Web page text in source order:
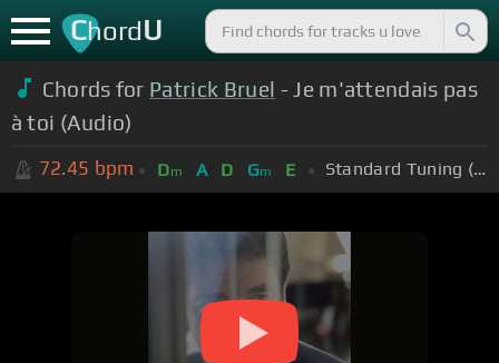
ChordU
Chords for Patrick Bruel - Je m'attendais pas
à toi (Audio)
72.45 bpm Dm A D Gm E Standard Tuning (EADGBE)